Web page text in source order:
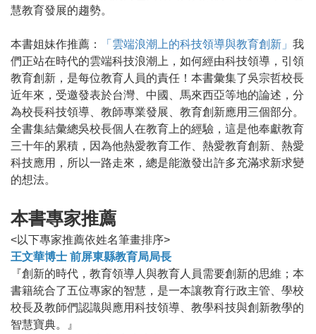
慧教育發展的趨勢。
本書姐妹作推薦： 「雲端浪潮上的科技領導與教育創新」 我
們正站在時代的雲端科技浪潮上，如何經由科技領導，引領
教育創新，是每位教育人員的責任！本書彙集了吳宗哲校長
近年來，受邀發表於台灣、中國、馬來西亞等地的論述，分
為校長科技領導、教師專業發展、教育創新應用三個部分。
全書集結彙總吳校長個人在教育上的經驗，這是他奉獻教育
三十年的累積，因為他熱愛教育工作、熱愛教育創新、熱愛
科技應用，所以一路走來，總是能激發出許多充滿求新求變
的想法。
本書專家推薦
<以下專家推薦依姓名筆畫排序>
王文華博士 前屏東縣教育局局長
『創新的時代，教育領導人與教育人員需要創新的思維；本
書籍統合了五位專家的智慧，是一本讓教育行政主管、學校
校長及教師們認識與應用科技領導、教學科技與創新教學的
智慧寶典。』